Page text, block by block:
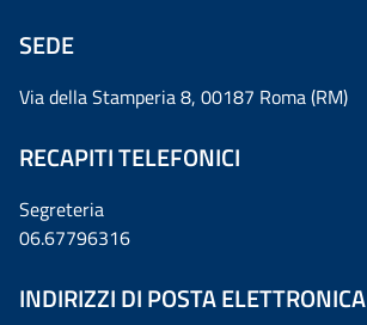
SEDE
Via della Stamperia 8, 00187 Roma (RM)
RECAPITI TELEFONICI
Segreteria
06.67796316
INDIRIZZI DI POSTA ELETTRONICA